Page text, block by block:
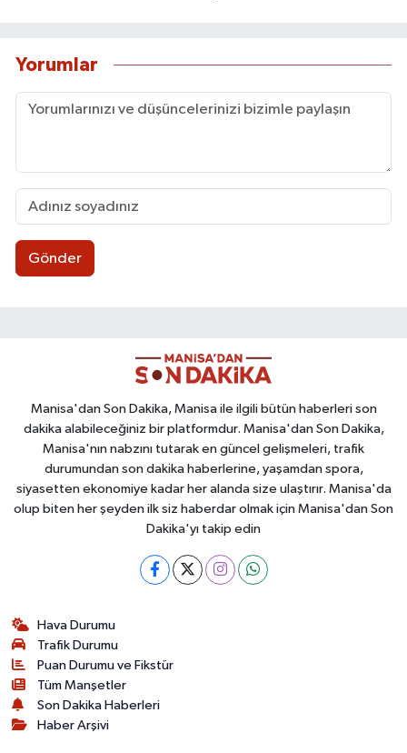
Yorumlar
Gönder
Manisa'dan Son Dakika, Manisa ile ilgili bütün haberleri son
dakika alabileceğiniz bir platformdur. Manisa'dan Son Dakika,
Manisa'nın nabzını tutarak en güncel gelişmeleri, trafik
durumundan son dakika haberlerine, yaşamdan spora,
siyasetten ekonomiye kadar her alanda size ulaştırır. Manisa'da
olup biten her şeyden ilk siz haberdar olmak için Manisa'dan Son
Dakika'yı takip edin
Hava Durumu
Trafik Durumu
Puan Durumu ve Fikstür
Tüm Manşetler
Son Dakika Haberleri
Haber Arşivi